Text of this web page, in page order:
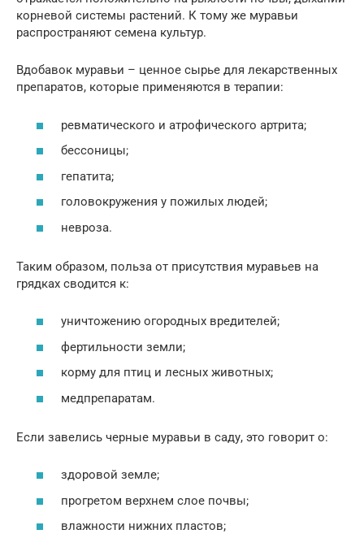
корневой системы растений. К тому же муравьи
распространяют семена культур.
Вдобавок муравьи – ценное сырье для лекарственных
препаратов, которые применяются в терапии:
ревматического и атрофического артрита;
бессоницы;
гепатита;
головокружения у пожилых людей;
невроза.
Таким образом, польза от присутствия муравьев на
грядках сводится к:
уничтожению огородных вредителей;
фертильности земли;
корму для птиц и лесных животных;
медпрепаратам.
Если завелись черные муравьи в саду, это говорит о:
здоровой земле;
прогретом верхнем слое почвы;
влажности нижних пластов;